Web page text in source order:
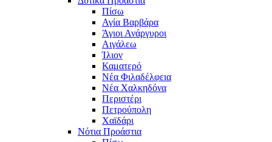
Πίσω
Αγία Βαρβάρα
Άγιοι Ανάργυροι
Αιγάλεω
Ίλιον
Καματερό
Νέα Φιλαδέλφεια
Νέα Χαλκηδόνα
Περιστέρι
Πετρούπολη
Χαϊδάρι
Νότια Προάστια